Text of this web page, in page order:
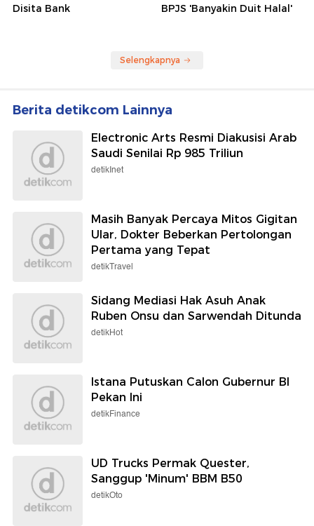
Disita Bank
BPJS 'Banyakin Duit Halal'
Selengkapnya
Berita detikcom Lainnya
Electronic Arts Resmi Diakusisi Arab
Saudi Senilai Rp 985 Triliun
detikInet
Masih Banyak Percaya Mitos Gigitan
Ular, Dokter Beberkan Pertolongan
Pertama yang Tepat
detikTravel
Sidang Mediasi Hak Asuh Anak
Ruben Onsu dan Sarwendah Ditunda
detikHot
Istana Putuskan Calon Gubernur BI
Pekan Ini
detikFinance
UD Trucks Permak Quester,
Sanggup 'Minum' BBM B50
detikOto